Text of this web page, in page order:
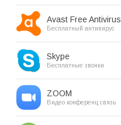
Avast Free Antivirus
Бесплатный антивирус
Skype
Бесплатные звонки
ZOOM
Видео конференц связь